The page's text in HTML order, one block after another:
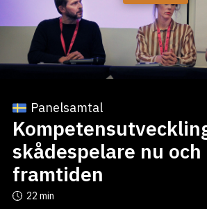
Kategorier
Mina favoriter
Panelsamtal
skådespelare nu och
framtiden
22 min